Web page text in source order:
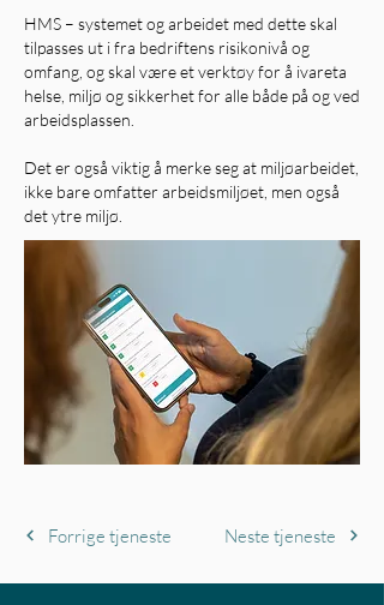
HMS – systemet og arbeidet med dette skal
tilpasses ut i fra bedriftens risikonivå og
omfang, og skal være et verktøy for å ivareta
helse, miljø og sikkerhet for alle både på og ved
arbeidsplassen.
Det er også viktig å merke seg at miljøarbeidet,
ikke bare omfatter arbeidsmiljøet, men også
det ytre miljø.
Forrige tjeneste Neste tjeneste